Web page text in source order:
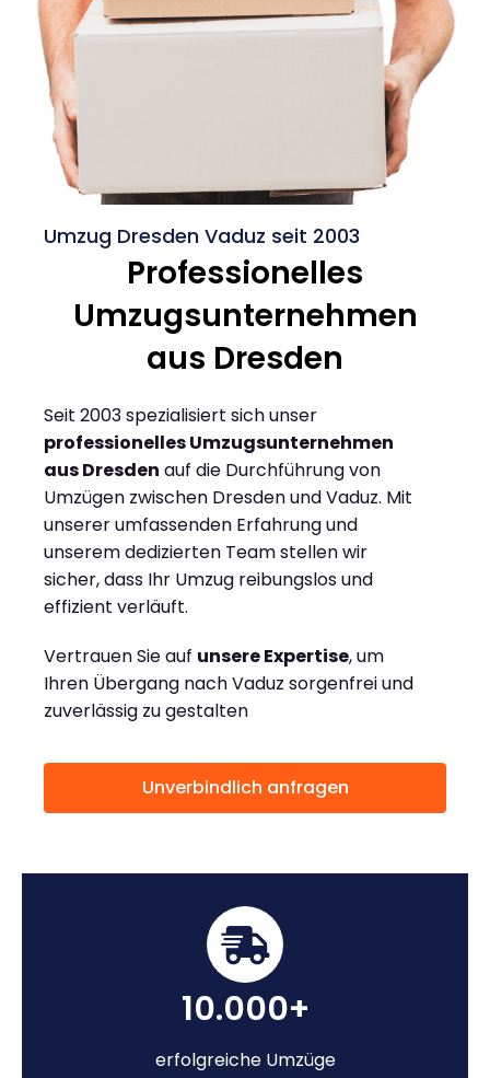
Umzug Dresden Vaduz seit 2003
Professionelles
Umzugsunternehmen
aus Dresden
Seit 2003 spezialisiert sich unser
professionelles Umzugsunternehmen
aus Dresden auf die Durchführung von
Umzügen zwischen Dresden und Vaduz. Mit
unserer umfassenden Erfahrung und
unserem dedizierten Team stellen wir
sicher, dass Ihr Umzug reibungslos und
effizient verläuft.
Vertrauen Sie auf unsere Expertise, um
Ihren Übergang nach Vaduz sorgenfrei und
zuverlässig zu gestalten
Unverbindlich anfragen
10.000+
erfolgreiche Umzüge